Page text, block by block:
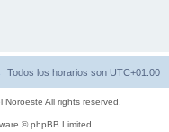
Todos los horarios son UTC+01:00
All rights reserved.
© phpBB Limited